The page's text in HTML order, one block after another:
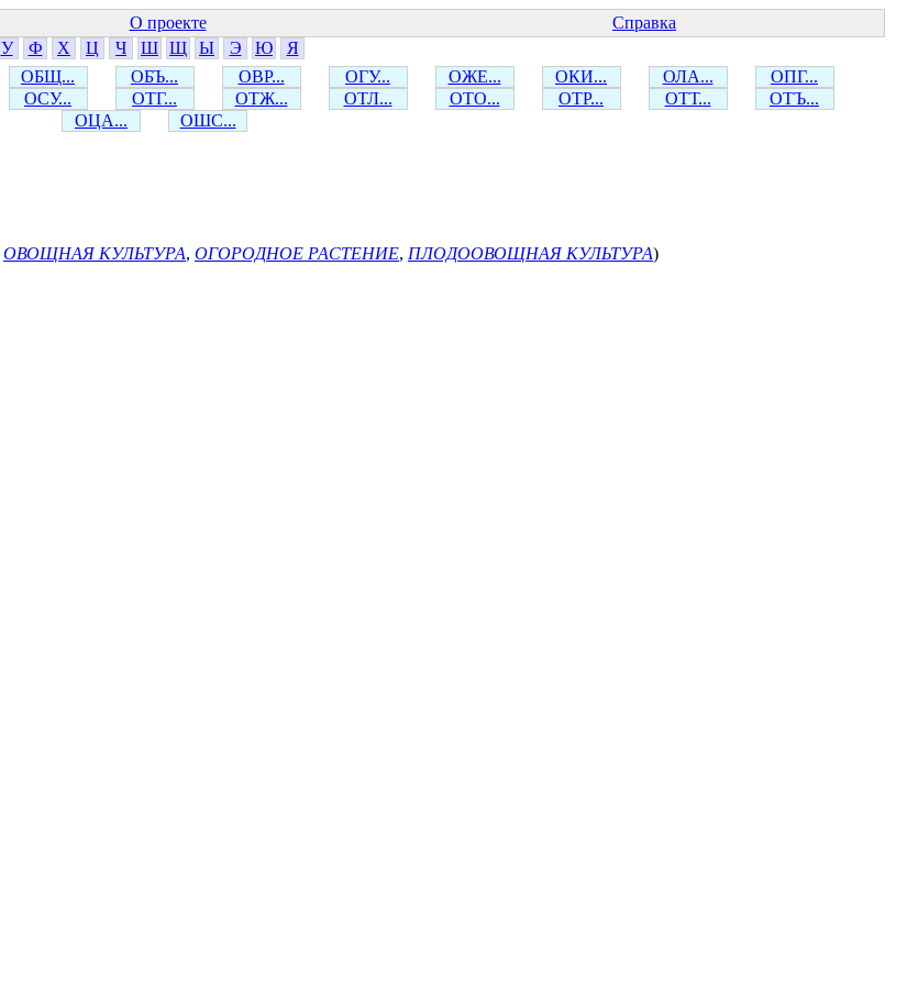
О проекте
Справка
У Ф Х Ц Ч Ш Щ Ы Э Ю
Я
ОБЩ... ОБЪ... ОВР... ОГУ... ОЖЕ... ОКИ... ОЛА...
ОПГ...
ОСУ... ОТГ... ОТЖ... ОТЛ... ОТО... ОТР... ОТТ...
ОТЪ...
ОЦА...
ОШС...
ОВОЩНАЯ КУЛЬТУРА, ОГОРОДНОЕ РАСТЕНИЕ, ПЛОДООВОЩНАЯ КУЛЬТУРА)